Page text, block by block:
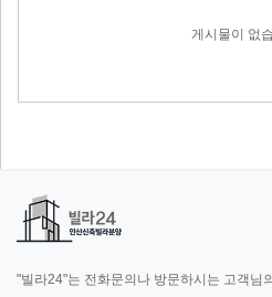
게시물이 없
"빌라24"는 전화문의나 방문하시는 고객님